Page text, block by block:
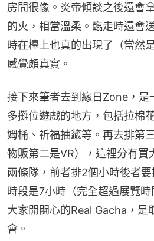
房間很像。炎帝傾談之後還會
的火，相當溫柔。臨走時還會
時在檯上也真的出現了（當然
感覺頗真實。
接下來筆者去到緣日Zone，是
多攤位遊戲的地方，包括拉棉
姆桶、祈福抽籤等。再去排第
物販第二是VR），這裡分有買
兩條隊，前者排2個小時後者
時段是7小時（完全超過展覽
大家開關心的Real Gacha，是
會。